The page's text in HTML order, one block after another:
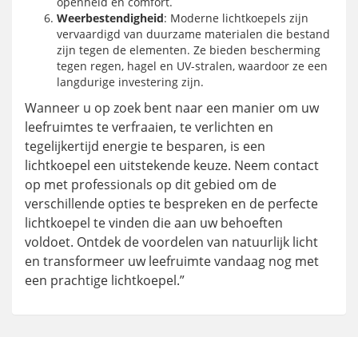
Weerbestendigheid: Moderne lichtkoepels zijn
vervaardigd van duurzame materialen die bestand
zijn tegen de elementen. Ze bieden bescherming
tegen regen, hagel en UV-stralen, waardoor ze een
langdurige investering zijn.
Wanneer u op zoek bent naar een manier om uw
leefruimtes te verfraaien, te verlichten en
tegelijkertijd energie te besparen, is een
lichtkoepel een uitstekende keuze. Neem contact
op met professionals op dit gebied om de
verschillende opties te bespreken en de perfecte
lichtkoepel te vinden die aan uw behoeften
voldoet. Ontdek de voordelen van natuurlijk licht
en transformeer uw leefruimte vandaag nog met
een prachtige lichtkoepel.”